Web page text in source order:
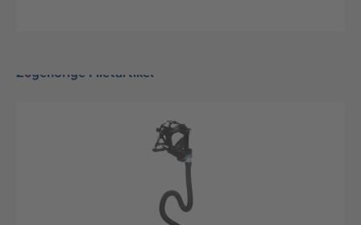
Zugehörige Mietartikel